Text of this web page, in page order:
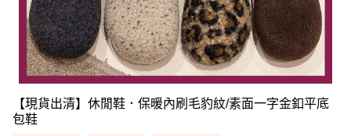
【現貨出清】休閒鞋．保暖內刷毛豹紋/素面一字金釦平底
包鞋